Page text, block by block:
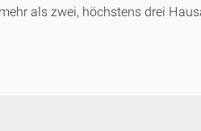
als zwei, höchstens drei